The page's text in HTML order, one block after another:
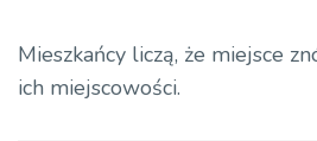
Mieszkańcy liczą, że miejsce
ich miejscowości.